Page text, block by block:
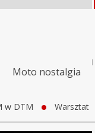
Moto nostalgia
w DTM Warsztat